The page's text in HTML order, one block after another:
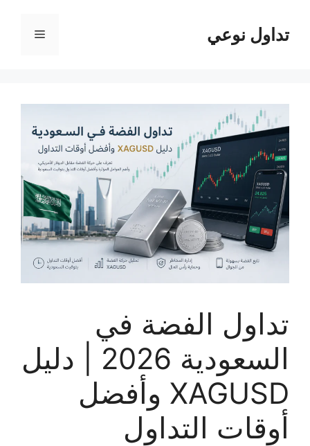
المحتوىتداول نوعي القائمة
تداول الفضة في
السعودية 2026 | دليل
XAGUSD وأفضل
أوقات التداول